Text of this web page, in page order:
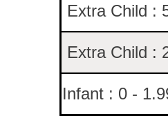
Extra Child :
Extra Child :
Infant : 0 -